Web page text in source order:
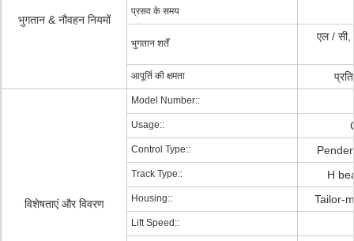
भुगतान & नौवहन नियमों
प्रसव के समय
भुगतान शर्तें
एल / सी,
आपूर्ति की क्षमता
विशेषताएं और विवरण
Model Number::
Usage::
Control Type::
Track Type:: H
Housing:: Tailor-
Lift Speed::